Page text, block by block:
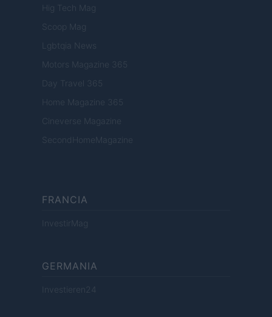
Hig Tech Mag
Scoop Mag
Lgbtqia News
Motors Magazine 365
Day Travel 365
Home Magazine 365
Cineverse Magazine
SecondHomeMagazine
FRANCIA
InvestirMag
GERMANIA
Investieren24